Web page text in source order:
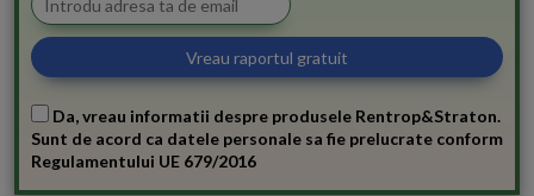
Da, vreau informatii despre produsele Rentrop&Straton.
Sunt de acord ca datele personale sa fie prelucrate conform
Regulamentului UE 679/2016